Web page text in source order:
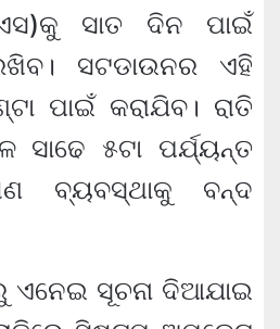
ସାତ ଦିନ ପାଇଁ
ସଟଡାଉନର ଏହି
ପାଇଁ କରାଯିବ। ରାତି
ସାଢେ ୫ଟା ପର୍ଯ୍ୟନ୍ତ
ବ୍ୟବସ୍ଥାକୁ ବନ୍ଦ
ଏନେଇ ସୂଚନା ଦିଆଯାଇ